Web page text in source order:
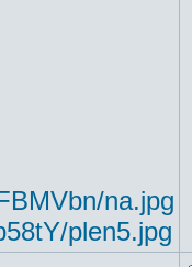
na.jpg
plen5.jpg